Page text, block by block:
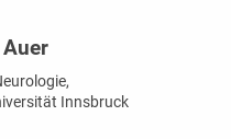
Auer
Innsbruck